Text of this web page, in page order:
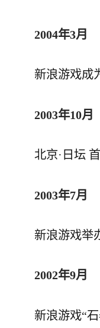
2004年3月
新浪游戏成
2003年10月
北京·日坛
2003年7月
新浪游戏举
2002年9月
新浪游戏“